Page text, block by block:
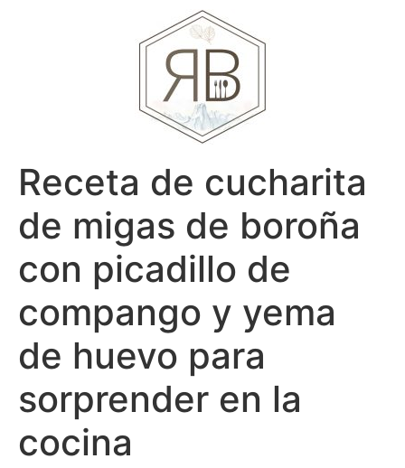
Receta de cucharita
de migas de boroña
con picadillo de
compango y yema
de huevo para
sorprender en la
cocina